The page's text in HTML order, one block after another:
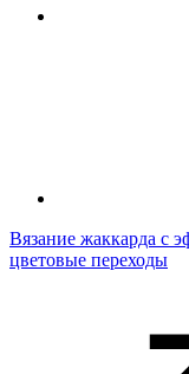
Вязание жаккарда с
цветовые переходы